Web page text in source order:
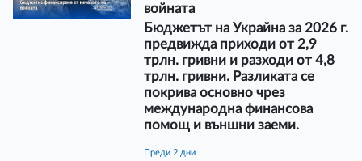
войната
Бюджетът на Украйна за 2026 г.
предвижда приходи от 2,9
трлн. гривни и разходи от 4,8
трлн. гривни. Разликата се
покрива основно чрез
международна финансова
помощ и външни заеми.
преди 2 дни